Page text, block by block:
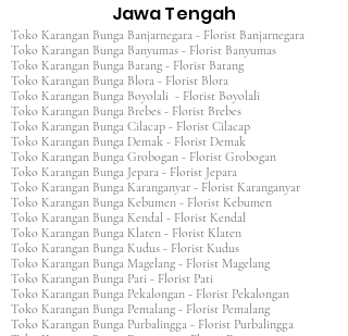
Jawa Tengah
Toko Karangan Bunga Banjarnegara - Florist Banjarnegara
Toko Karangan Bunga Banyumas - Florist Banyumas
Toko Karangan Bunga Batang - Florist Batang
Toko Karangan Bunga Blora - Florist Blora
Toko Karangan Bunga Boyolali - Florist Boyolali
Toko Karangan Bunga Brebes - Florist Brebes
Toko Karangan Bunga Cilacap - Florist Cilacap
Toko Karangan Bunga Demak - Florist Demak
Toko Karangan Bunga Grobogan - Florist Grobogan
Toko Karangan Bunga Jepara - Florist Jepara
Toko Karangan Bunga Karanganyar - Florist Karanganyar
Toko Karangan Bunga Kebumen - Florist Kebumen
Toko Karangan Bunga Kendal - Florist Kendal
Toko Karangan Bunga Klaten - Florist Klaten
Toko Karangan Bunga Kudus - Florist Kudus
Toko Karangan Bunga Magelang - Florist Magelang
Toko Karangan Bunga Pati - Florist Pati
Toko Karangan Bunga Pekalongan - Florist Pekalongan
Toko Karangan Bunga Pemalang - Florist Pemalang
Toko Karangan Bunga Purbalingga - Florist Purbalingga